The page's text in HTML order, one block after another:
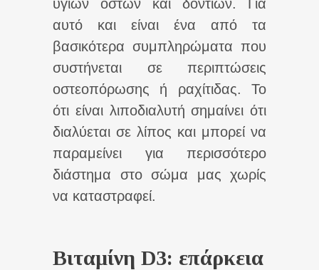
υγιών οστών και δοντιών. Για
αυτό και είναι ένα από τα
βασικότερα συμπληρώματα που
συστήνεται σε περιπτώσεις
οστεοπόρωσης ή ραχίτιδας. Το
ότι είναι λιποδιαλυτή σημαίνει ότι
διαλύεται σε λίπος και μπορεί να
παραμείνει για περισσότερο
διάστημα στο σώμα μας χωρίς
να καταστραφεί.
Βιταμίνη D3: επάρκεια